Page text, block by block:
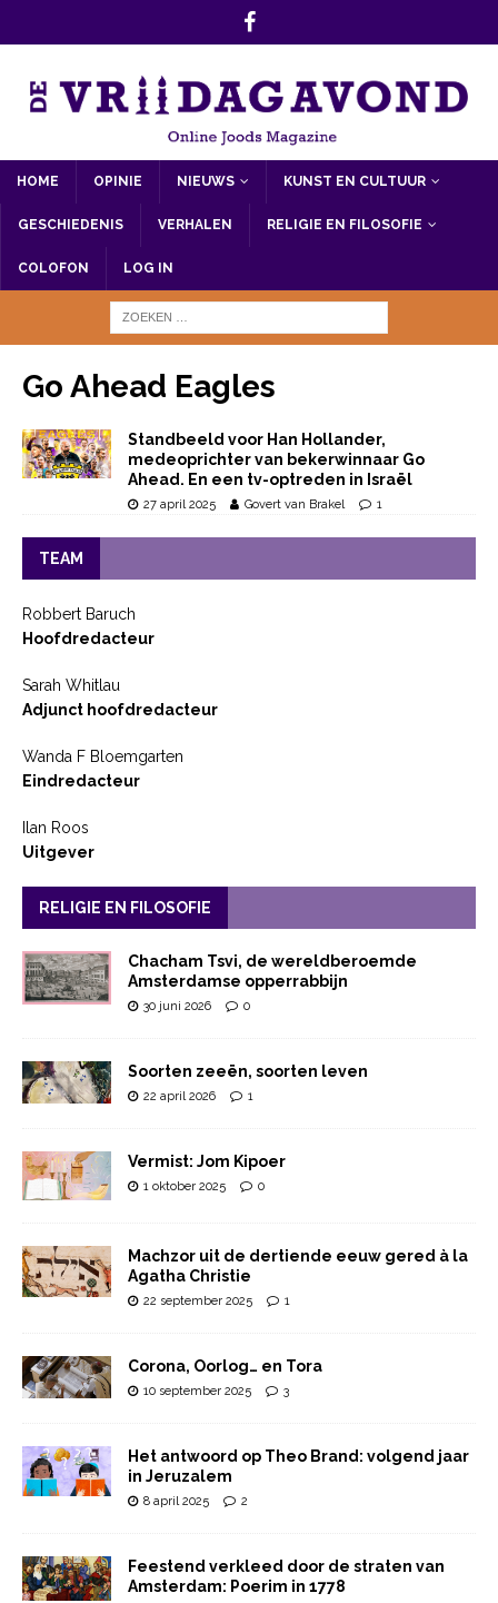
HOME OPINIE NIEUWS KUNST EN CULTUUR
GESCHIEDENIS VERHALEN RELIGIE EN FILOSOFIE
COLOFON LOG IN
Go Ahead Eagles
Standbeeld voor Han Hollander,
medeoprichter van bekerwinnaar Go
Ahead. En een tv-optreden in Israël
27 april 2025 Govert van Brakel 1
TEAM
Robbert Baruch
Hoofdredacteur
Sarah Whitlau
Adjunct hoofdredacteur
Wanda F Bloemgarten
Eindredacteur
Ilan Roos
Uitgever
RELIGIE EN FILOSOFIE
Chacham Tsvi, de wereldberoemde
Amsterdamse opperrabbijn
30 juni 2026 0
Soorten zeeën, soorten leven
22 april 2026 1
Vermist: Jom Kipoer
1 oktober 2025 0
Machzor uit de dertiende eeuw gered à la
Agatha Christie
22 september 2025 1
Corona, Oorlog… en Tora
10 september 2025 3
Het antwoord op Theo Brand: volgend jaar
in Jeruzalem
8 april 2025 2
Feestend verkleed door de straten van
Amsterdam: Poerim in 1778